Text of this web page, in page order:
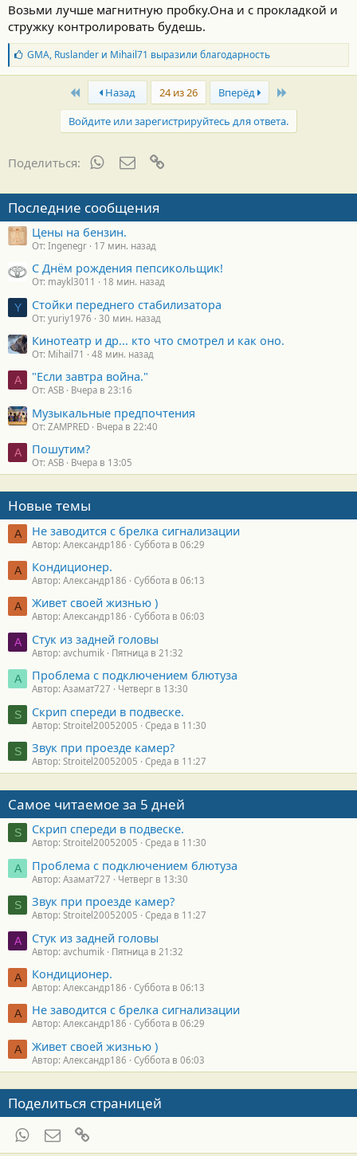
Возьми лучше магнитную пробку.Она и с прокладкой и
стружку контролировать будешь.
Б
л
а
о
т
и
:
GMA, Ruslanderи Mihail71 выразили благодарность
First Назад 24 из 26 Вперёд
Войдите или зарегистрируйтесь для ответа.
Поделиться: WhatsAppЭлектронная почта
Последние сообщения
Цены на бензин.
От: Ingenegr 17 мин. назад
С Днём рождения пепсикольщик!
От: maykl3011 18 мин. назад
Y Стойки переднего стабилизатора
От: yuriy1976 30 мин. назад
Кинотеатр и др... кто что смотрел и как оно.
От: Mihail71 48 мин. назад
A "Если завтра война."
От: ASB Вчера в 23:16
Музыкальные предпочтения
От: ZAMPRED Вчера в 22:40
A Пошутим?
От: ASB Вчера в 13:05
Новые темы
А Не заводится с брелка сигнализации
Автор: Александр186 Суббота в 06:29
А Кондиционер.
Автор: Александр186 Суббота в 06:13
А Живет своей жизнью )
Автор: Александр186 Суббота в 06:03
A Стук из задней головы
Автор: avchumik Пятница в 21:32
А Проблема с подключением блютуза
Автор: Азамат727 Четверг в 13:30
S Скрип спереди в подвеске.
Автор: Stroitel20052005 Среда в 11:30
S Звук при проезде камер?
Автор: Stroitel20052005 Среда в 11:27
Самое читаемое за 5 дней
S Скрип спереди в подвеске.
Автор: Stroitel20052005 Среда в 11:30
А Проблема с подключением блютуза
Автор: Азамат727 Четверг в 13:30
S Звук при проезде камер?
Автор: Stroitel20052005 Среда в 11:27
A Стук из задней головы
Автор: avchumik Пятница в 21:32
А Кондиционер.
Автор: Александр186 Суббота в 06:13
А Не заводится с брелка сигнализации
Автор: Александр186 Суббота в 06:29
А Живет своей жизнью )
Автор: Александр186 Суббота в 06:03
Поделиться страницей
WhatsAppЭлектронная почта